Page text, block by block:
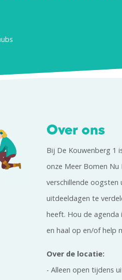
Over ons
Bij De Kouwenberg 1
onze Meer Bomen Nu
verschillende
uitdeeldagen te
heeft. Hou de
en haal op en/of help
Over de locatie:
- Alleen open tijdens